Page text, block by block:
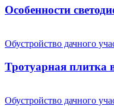
Особенности
Обустройство дачного
Тротуарная плитка
Обустройство дачного